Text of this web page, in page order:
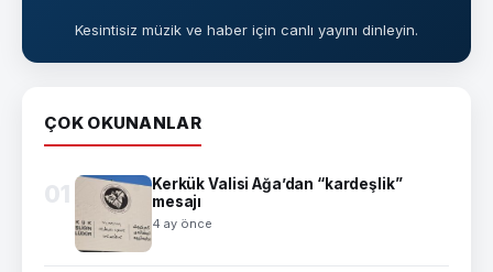
Kesintisiz müzik ve haber için canlı yayını dinleyin.
ÇOK OKUNANLAR
01
Kerkük Valisi Ağa’dan “kardeşlik”
mesajı
4 ay önce